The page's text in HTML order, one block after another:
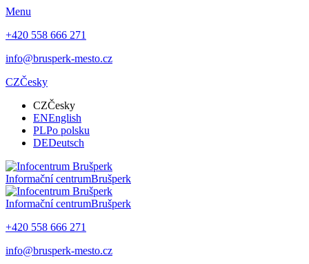
Menu
+420 558 666 271
info@brusperk-mesto.cz
CZČesky
CZČesky
ENEnglish
PLPo polsku
DEDeutsch
Informační centrumBrušperk
Informační centrumBrušperk
+420 558 666 271
info@brusperk-mesto.cz